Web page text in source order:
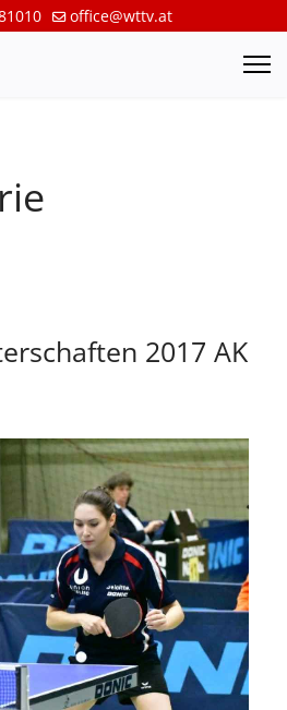
office@wttv.at
2017 AK